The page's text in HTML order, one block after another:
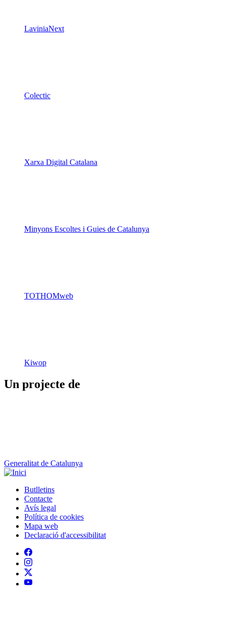
LaviniaNext
Colectic
Xarxa Digital Catalana
Minyons Escoltes i Guies de Catalunya
TOTHOMweb
Kiwop
Un projecte de
Generalitat de Catalunya
Peu
Butlletins
Contacte
Avís legal
Política de cookies
Mapa web
Declaració d'accessibilitat